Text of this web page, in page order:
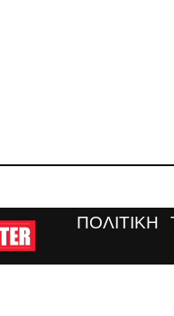
ΠΟΛΙΤΙΚΗ